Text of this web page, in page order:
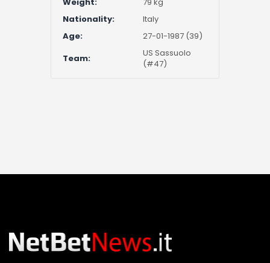
Nationality:
Italy
Age:
27-01-1987 (39)
Team:
US Sassuolo
(#47)